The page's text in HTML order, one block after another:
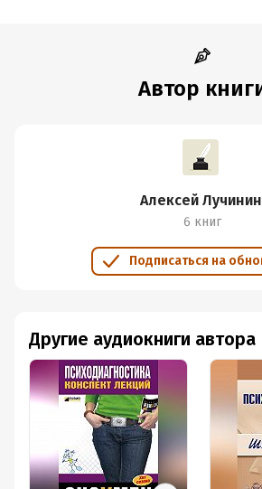
Автор
Алексей Лучинин
6 книг
Подписаться на
Другие аудиокниги автора